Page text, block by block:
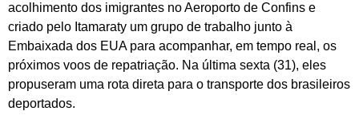
acolhimento dos imigrantes no Aeroporto de Confins e
criado pelo Itamaraty um grupo de trabalho junto à
Embaixada dos EUA para acompanhar, em tempo real, os
próximos voos de repatriação. Na última sexta (31), eles
propuseram uma rota direta para o transporte dos brasileiros
deportados.